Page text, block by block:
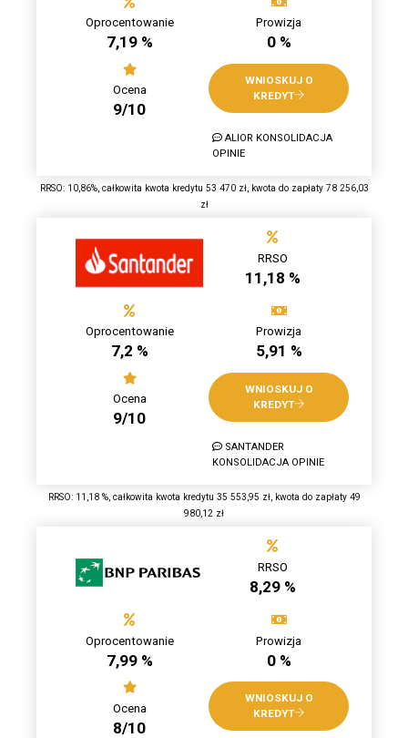
Oprocentowanie
7,19 %
Prowizja
0 %
Ocena
9/10
WNIOSKUJ O
KREDYT
ALIOR KONSOLIDACJA
OPINIE
RRSO: 10,86%, całkowita kwota kredytu 53 470 zł, kwota do zapłaty 78 256,03
zł
RRSO
11,18 %
Oprocentowanie
7,2 %
Prowizja
5,91 %
Ocena
9/10
WNIOSKUJ O
KREDYT
SANTANDER
KONSOLIDACJA OPINIE
RRSO: 11,18 %, całkowita kwota kredytu 35 553,95 zł, kwota do zapłaty 49
980,12 zł
RRSO
8,29 %
Oprocentowanie
7,99 %
Prowizja
0 %
Ocena
8/10
WNIOSKUJ O
KREDYT